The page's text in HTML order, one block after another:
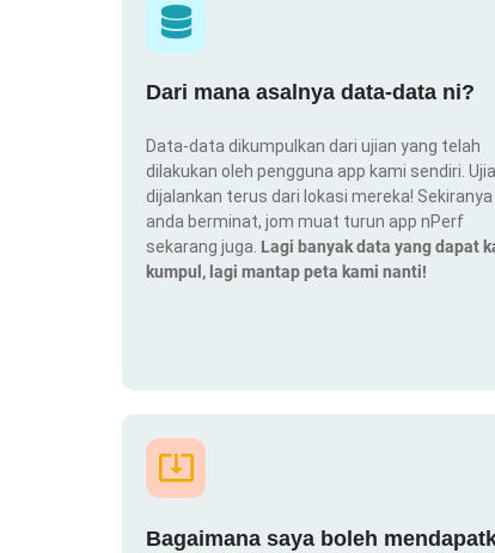
Dari mana asalnya data-data ni?
Data-data dikumpulkan dari ujian yang telah
dilakukan oleh pengguna app kami sendiri.
dijalankan terus dari lokasi mereka! Sekiranya
anda berminat, jom muat turun app nPerf
sekarang juga. Lagi banyak data yang dapat
kumpul, lagi mantap peta kami nanti!
Bagaimana saya boleh